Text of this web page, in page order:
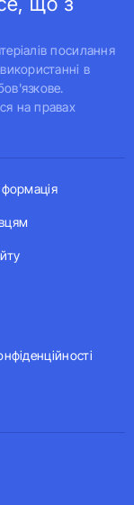
посилання
в
на правах